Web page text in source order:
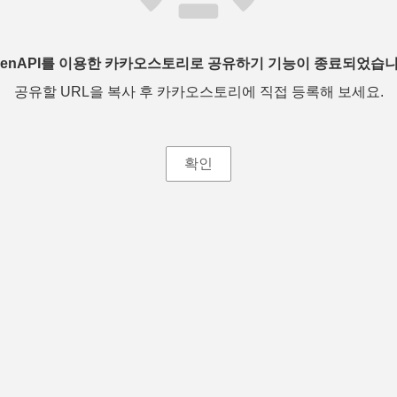
를 이용한 카카오스토리로 공유하기 기능이 종료되었습
공유할 URL을 복사 후 카카오스토리에 직접 등록해 보세요.
확인